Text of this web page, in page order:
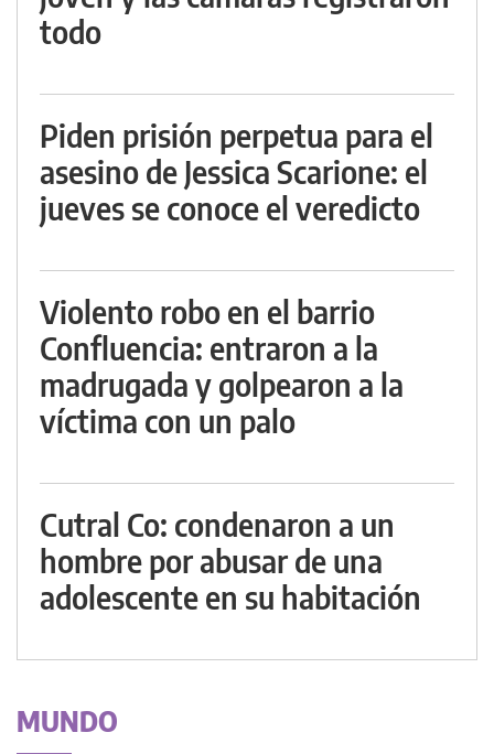
todo
Piden prisión perpetua para el
asesino de Jessica Scarione: el
jueves se conoce el veredicto
Violento robo en el barrio
Confluencia: entraron a la
madrugada y golpearon a la
víctima con un palo
Cutral Co: condenaron a un
hombre por abusar de una
adolescente en su habitación
MUNDO